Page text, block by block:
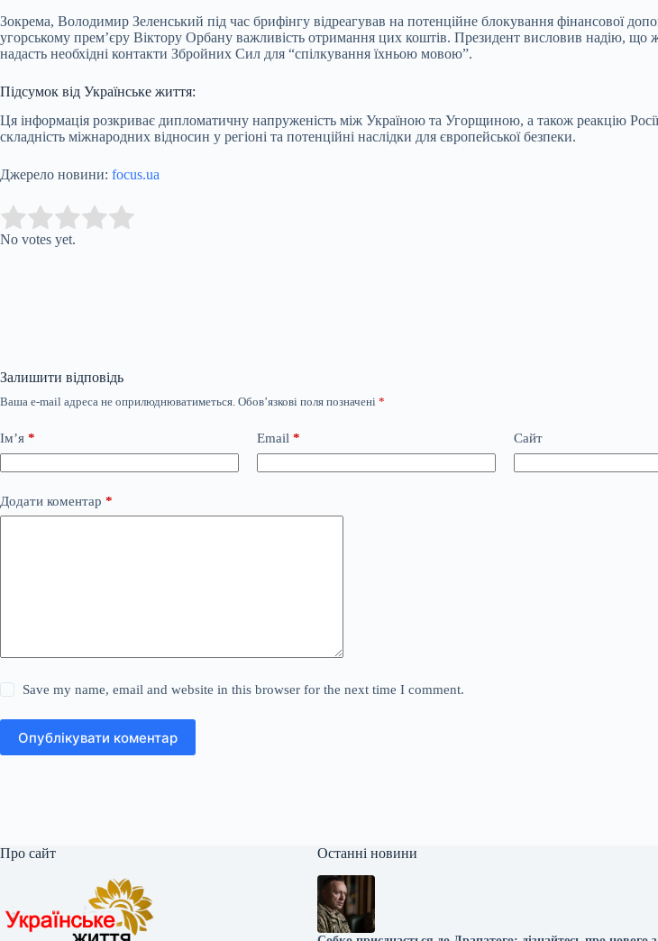
Зокрема, Володимир Зеленський під час брифінгу відреагував на потенційне блокування фінансової
угорському прем’єру Віктору Орбану важливість отримання цих коштів. Президент висловив надію,
надасть необхідні контакти Збройних Сил для “спілкування їхньою мовою”.
Підсумок від Українське життя:
Ця інформація розкриває дипломатичну напруженість між Україною та Угорщиною, а також реакцію
складність міжнародних відносин у регіоні та потенційні наслідки для європейської безпеки.
Джерело новини: focus.ua
Rate this item:
No votes yet.
Залишити відповідь
Ваша e-mail адреса не оприлюднюватиметься. Обов’язкові поля позначені *
Ім’я * Email * Сайт
Додати коментар *
Save my name, email and website in this browser for the next time I comment.
Опублікувати коментар
Про сайт Останні новини